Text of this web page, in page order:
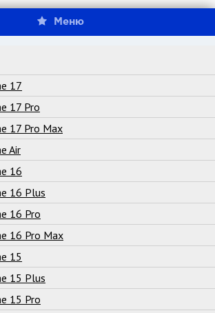
Меню
17
17 Pro
17 Pro Max
Air
16
16 Plus
16 Pro
16 Pro Max
15
15 Plus
15 Pro